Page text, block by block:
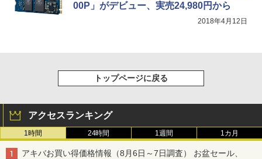
00P」がデビュー、実売24,980円から
2018年4月12日
トップページに戻る
アクセスランキング
1時間 24時間 1週間 1カ月
アキバお買い得価格情報（8月6日～7日調査） お盆セール、